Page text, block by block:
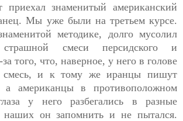
приехал знаменитый американский
Мы уже были на третьем курсе.
методике, долго мусолил
смеси персидского и
того, что, наверное, у него в голове
смесь, и к тому же иранцы пишут
а американцы в противоположном
у него разбегались в разные
он запомнить и не пытался.